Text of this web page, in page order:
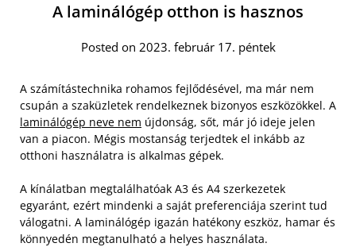
A laminálógép otthon is hasznos
Posted on 2023. február 17. péntek
A számítástechnika rohamos fejlődésével, ma már nem
csupán a szaküzletek rendelkeznek bizonyos eszközökkel. A
laminálógép neve nem újdonság, sőt, már jó ideje jelen
van a piacon. Mégis mostanság terjedtek el inkább az
otthoni használatra is alkalmas gépek.
A kínálatban megtalálhatóak A3 és A4 szerkezetek
egyaránt, ezért mindenki a saját preferenciája szerint tud
válogatni. A laminálógép igazán hatékony eszköz, hamar és
könnyedén megtanulható a helyes használata.